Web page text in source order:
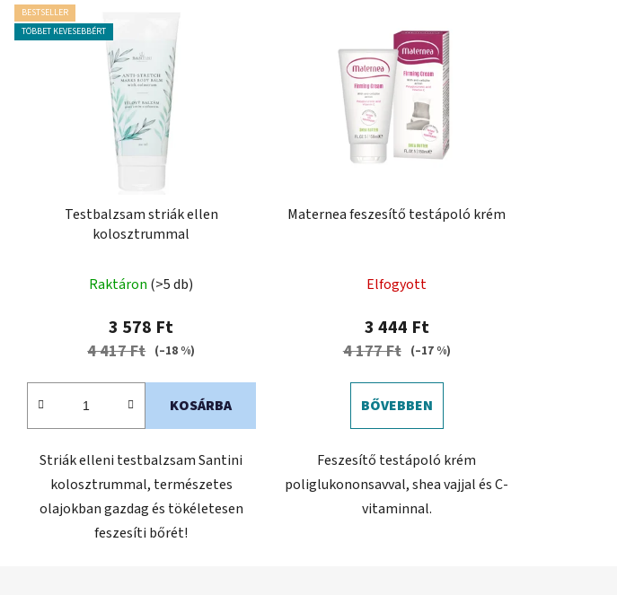
BESTSELLER
TÖBBET KEVESEBBÉRT
Testbalzsam striák ellen
kolosztrummal
Raktáron (>5 db)
3 578 Ft
4 417 Ft (–18 %)
KOSÁRBA
Striák elleni testbalzsam Santini
kolosztrummal, természetes
olajokban gazdag és tökéletesen
feszesíti bőrét!
Maternea feszesítő testápoló krém
Elfogyott
3 444 Ft
4 177 Ft (–17 %)
BŐVEBBEN
Feszesítő testápoló krém
poliglukononsavval, shea vajjal és C-
vitaminnal.